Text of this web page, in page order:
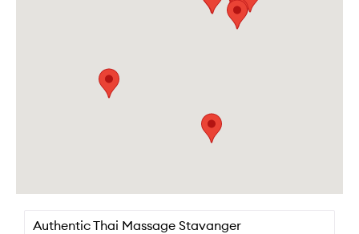
Authentic Thai Massage Stavanger